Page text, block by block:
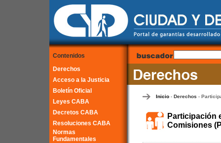
Contenidos
Derechos
Acceso a la Justicia
Boletín Oficial
Leyes CABA
Decretos CABA
Resoluciones CABA
Normas
Fundamentales
Inicio- Derechos -
Participación
Comisiones